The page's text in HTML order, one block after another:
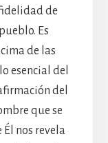
de
Es
de las
esencial del
del
que se
nos revela